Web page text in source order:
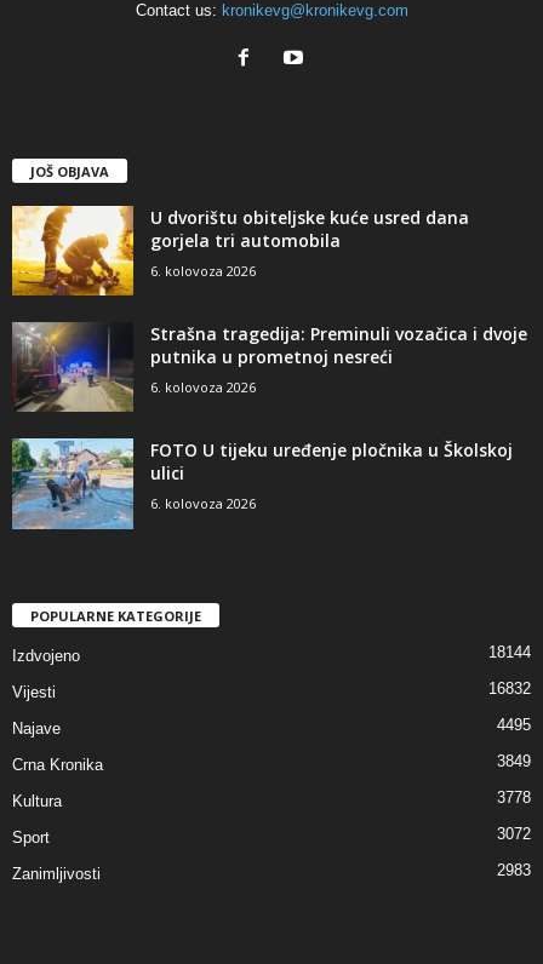
Contact us: kronikevg@kronikevg.com
JOŠ OBJAVA
U dvorištu obiteljske kuće usred dana
gorjela tri automobila
6. kolovoza 2026
Strašna tragedija: Preminuli vozačica i dvoje
putnika u prometnoj nesreći
6. kolovoza 2026
FOTO U tijeku uređenje pločnika u Školskoj
ulici
6. kolovoza 2026
POPULARNE KATEGORIJE
Izdvojeno 18144
Vijesti 16832
Najave 4495
Crna Kronika 3849
Kultura 3778
Sport 3072
Zanimljivosti 2983